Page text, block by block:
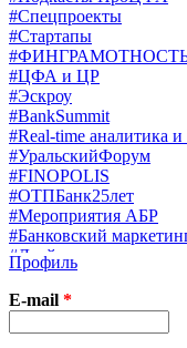
#Спецпроекты
#Стартапы
#ЦФА и ЦР
#Эскроу
#BankSummit
#Real-time аналитика
#УральскийФорум
#FINOPOLIS
#ОТПБанк25лет
#Мероприятия АБР
#Банковский
#Драйверы страхования
#Финконгресс ЦБ
#PB&WM
#UX/CX
#Экосистемы
Профиль
E-mail *